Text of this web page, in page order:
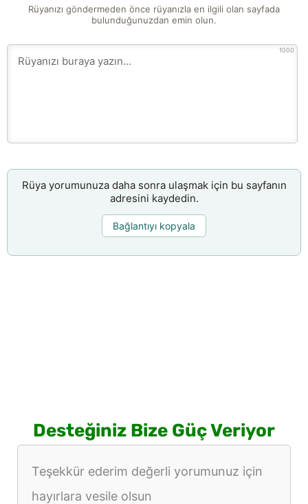
Rüyanızı göndermeden önce rüyanızla en ilgili olan sayfada
bulunduğunuzdan emin olun.
1000
Rüya yorumunuza daha sonra ulaşmak için bu sayfanın
adresini kaydedin.
Bağlantıyı kopyala
Desteğiniz Bize Güç Veriyor
Teşekkür ederim değerli yorumunuz için
hayırlara vesile olsun